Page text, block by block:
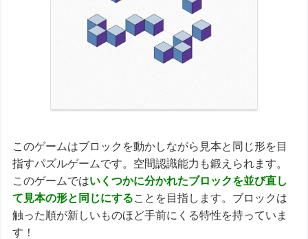
このゲームはブロックを動かしながら見本と同じ形を目
指すパズルゲームです。空間認識能力も鍛えられます。
このゲームではいくつかに分かれたブロックを並び直し
て見本の形と同じにすることを目指します。ブロックは
触った順が新しいものほど手前にくる特性を持っていま
す！